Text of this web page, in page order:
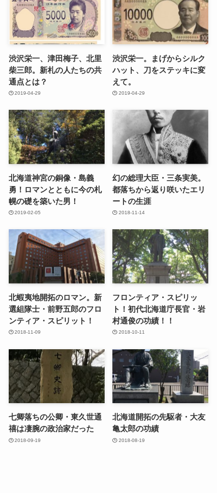
渋沢栄一、津田梅子、北里
柴三郎。新札の人たちの共
通点とは？
2019-04-29
渋沢栄一。まげからシルク
ハット、刀をステッキに変
えて。
2019-04-29
北海道神宮の銅像・島義
勇！ロマンとともに今の札
幌の礎を築いた男！
2019-02-05
幻の総理大臣・三条実美。
都落ちから返り咲いたエリ
ートの生涯
2018-11-14
北蝦夷地開拓のロマン。新
選組隊士・前野五郎のフロ
ンティア・スピリット！
2018-11-09
フロンティア・スピリッ
ト！初代北海道庁長官・岩
村通俊の功績！！
2018-10-11
七卿落ちの公卿・東久世通
禧は凄腕の政治家だった
2018-09-19
北海道開拓の先駆者・大友
亀太郎の功績
2018-08-19